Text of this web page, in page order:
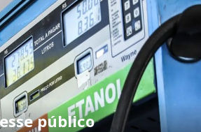
público